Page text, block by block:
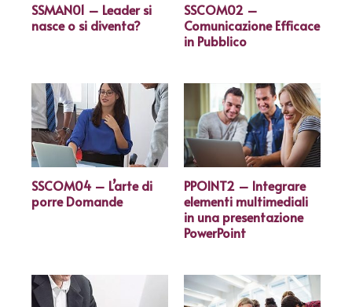
SSMAN01 – Leader si
nasce o si diventa?
SSCOM02 –
Comunicazione Efficace
in Pubblico
SSCOM04 – L’arte di
porre Domande
PPOINT2 – Integrare
elementi multimediali
in una presentazione
PowerPoint